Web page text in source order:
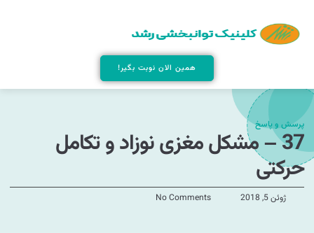
همین الان نوبت بگیر!
پرسش و پاسخ
37 – مشکل مغزی نوزاد و تکامل
حرکتی
ژوئن 5, 2018 No Comments